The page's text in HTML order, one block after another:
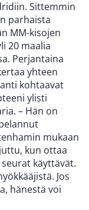
Sittemmin
parhaista
MM-kisojen
20 maalia
Perjantaina
yhteen
kohtaavat
ylisti
– Hän on
mukaan
kun ottaa
käyttävät.
Jos
hänestä voi